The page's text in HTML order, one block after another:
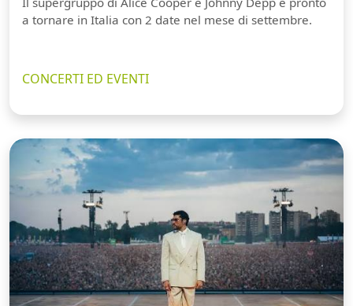
a tornare in Italia con 2 date nel mese di settembre.
CONCERTI ED EVENTI